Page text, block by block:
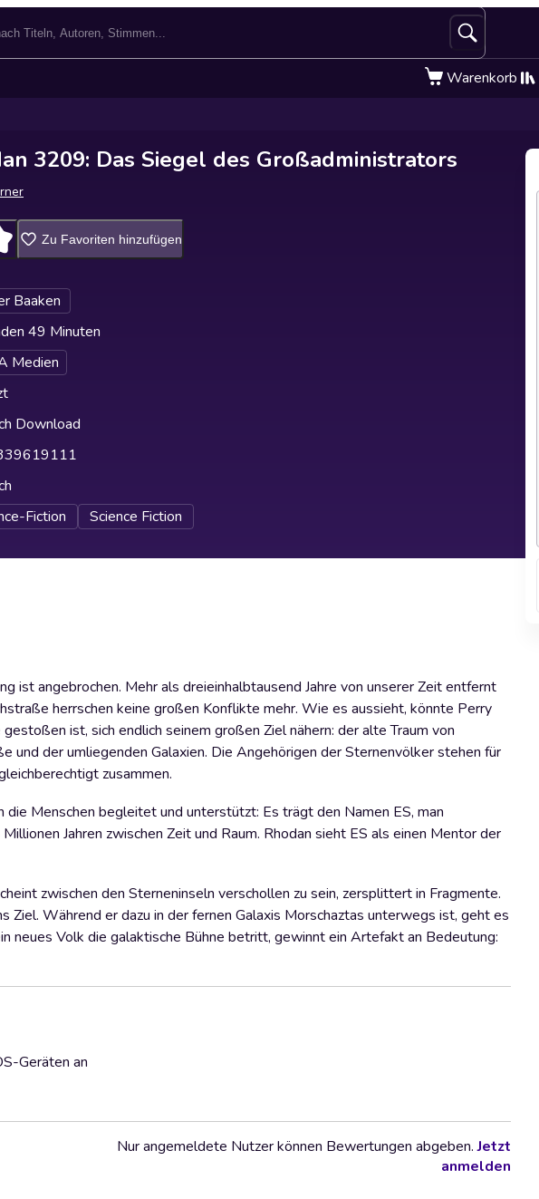
Warenkorb
3209: Das Siegel des Großadministrators
Zu Favoriten hinzufügen
Baaken
49 Minuten
Medien
Download
Fiction Science Fiction
ist angebrochen. Mehr als dreieinhalbtausend Jahre von unserer Zeit entfernt
herrschen keine großen Konflikte mehr. Wie es aussieht, könnte Perry
ist, sich endlich seinem großen Ziel nähern: der alte Traum von
und der umliegenden Galaxien. Die Angehörigen der Sternenvölker stehen für
zusammen.
Menschen begleitet und unterstützt: Es trägt den Namen ES, man
Jahren zwischen Zeit und Raum. Rhodan sieht ES als einen Mentor der
zwischen den Sterneninseln verschollen zu sein, zersplittert in Fragmente.
Ziel. Während er dazu in der fernen Galaxis Morschaztas unterwegs ist, geht es
neues Volk die galaktische Bühne betritt, gewinnt ein Artefakt an Bedeutung:
Geräten an
Nur angemeldete Nutzer können Bewertungen abgeben.Jetzt
anmelden